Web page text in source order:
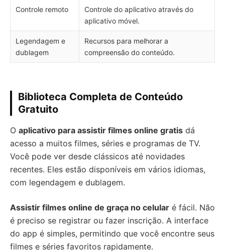
Controle remoto
Controle do aplicativo através do
aplicativo móvel.
Legendagem e
dublagem
Recursos para melhorar a
compreensão do conteúdo.
Biblioteca Completa de Conteúdo
Gratuito
O aplicativo para assistir filmes online gratis dá
acesso a muitos filmes, séries e programas de TV.
Você pode ver desde clássicos até novidades
recentes. Eles estão disponíveis em vários idiomas,
com legendagem e dublagem.
Assistir filmes online de graça no celular é fácil. Não
é preciso se registrar ou fazer inscrição. A interface
do app é simples, permitindo que você encontre seus
filmes e séries favoritos rapidamente.